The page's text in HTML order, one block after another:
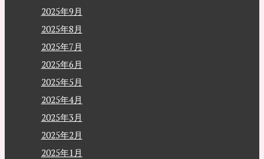
2025年9月
2025年8月
2025年7月
2025年6月
2025年5月
2025年4月
2025年3月
2025年2月
2025年1月